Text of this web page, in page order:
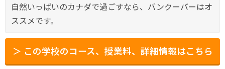
自然いっぱいのカナダで過ごすなら、バンクーバーはオ
ススメです。
＞ この学校のコース、授業料、詳細情報はこちら